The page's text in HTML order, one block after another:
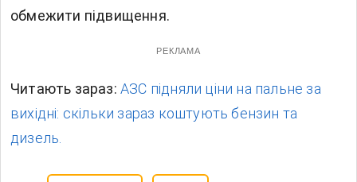
обмежити підвищення.
РЕКЛАМА
Читають зараз: АЗС підняли ціни на пальне за
вихідні: скільки зараз коштують бензин та
дизель.